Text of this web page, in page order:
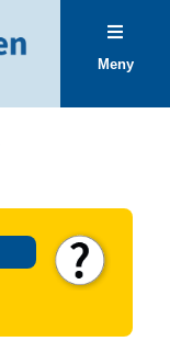
Meny